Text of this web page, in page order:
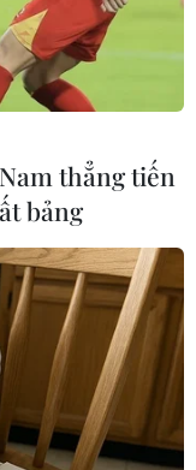
#Bệnh tim mạch
thông
thẳng tiến
bảng